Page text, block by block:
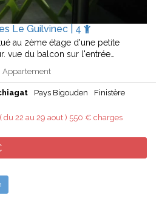
Le Guilvinec | 4
au 2ème étage d'une petite
vue du balcon sur l'entrée…
Appartement
Pays Bigouden
Finistère
du 22 au 29 aout ) 550 € charges